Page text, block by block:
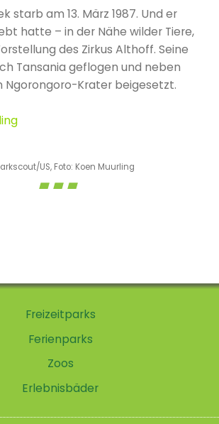
starb am 13. März 1987. Und er
hatte – in der Nähe wilder Tiere,
des Zirkus Althoff. Seine
Tansania geflogen und neben
Ngorongoro-Krater beigesetzt.
US, Foto: Koen Muurling
Freizeitparks
Ferienparks
Zoos
Erlebnisbäder